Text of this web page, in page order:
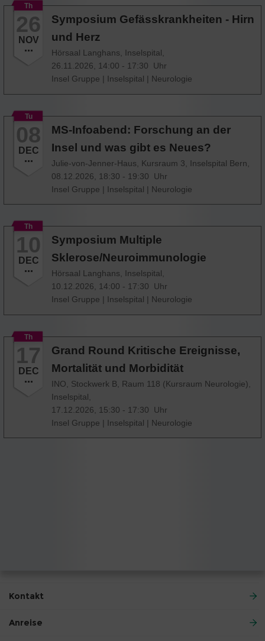
Th
26
NOV
Symposium Gefässkrankheiten - Hirn
und Herz
Hörsaal Langhans, Inselspital,
26.11.2026, 14:00 - 17:30 Uhr
Insel Gruppe | Inselspital | Neurologie
Tu
08
DEC
MS-Infoabend: Forschung an der
Insel und was gibt es Neues?
Julie-von-Jenner-Haus, Kursraum 3, Inselspital Bern,
08.12.2026, 18:30 - 19:30 Uhr
Insel Gruppe | Inselspital | Neurologie
Th
10
DEC
Symposium Multiple
Sklerose/Neuroimmunologie
Hörsaal Langhans, Inselspital,
10.12.2026, 14:00 - 17:30 Uhr
Insel Gruppe | Inselspital | Neurologie
Th
17
DEC
Grand Round Kritische Ereignisse,
Mortalität und Morbidität
INO, Stockwerk B, Raum 118 (Kursraum Neurologie),
Inselspital,
17.12.2026, 15:30 - 17:30 Uhr
Insel Gruppe | Inselspital | Neurologie
Kontakt
Anreise